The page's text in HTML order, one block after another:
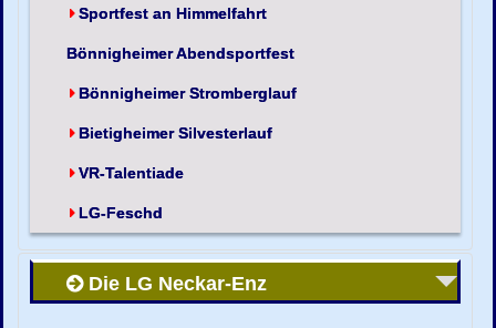
Sportfest an Himmelfahrt
Bönnigheimer Abendsportfest
Bönnigheimer Stromberglauf
Bietigheimer Silvesterlauf
VR-Talentiade
LG-Feschd
Die LG Neckar-Enz